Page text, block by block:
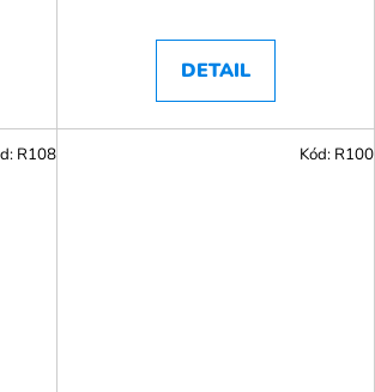
DETAIL
R108 Kód: R100